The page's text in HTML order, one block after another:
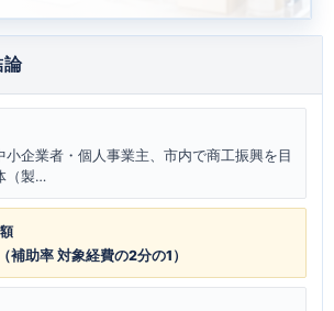
論
小企業者・個人事業主、市内で商工振興を目
（製…
補助率 対象経費の2分の1）